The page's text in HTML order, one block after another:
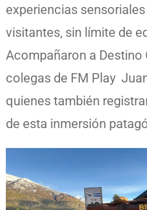
experiencias
visitantes, sin límite de
Acompañaron a Destino
colegas de FM Play
quienes también
de esta inmersión